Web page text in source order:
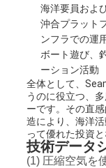
海洋要員およ
沖合プラット
ンフラでの運
ボート遊び、
ーション活動
全体として、
うのに役立つ、
ーです。その直
造により、海洋
って優れた投資と
技術データ
(1) 圧縮空気を